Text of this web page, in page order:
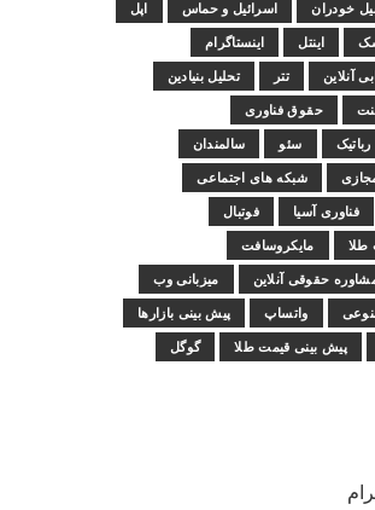
خودران اسرائیل و حماس اپل
اینتل اینستاگرام
آنلاین تتر تحلیل بنیادین
حقوق فناوری
رباتیک سئو سالمندان
شبکه های اجتماعی
فناوری آسیا فوتبال
طلا مایکروسافت
حقوقی آنلاین میزبانی وب
واتساپ پیش بینی بازارها
پیش بینی قیمت طلا گوگل